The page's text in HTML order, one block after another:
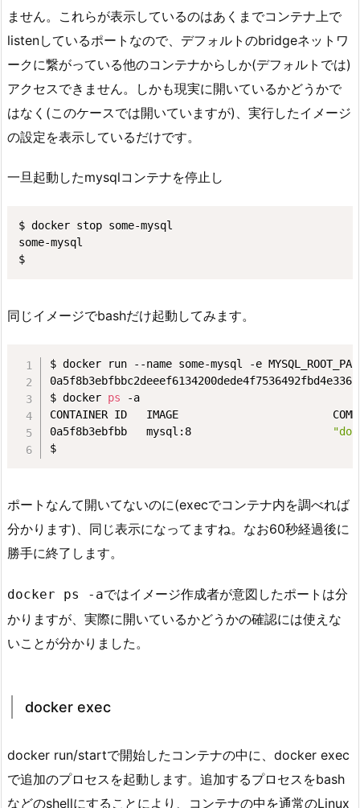
x
1.
2.
1.
コ
テ
内
で
ド
を
イ
ン
ス
ル
す
る
2.
p
c
見
ません。これらが表示しているのはあくまでコンテナ上で
listenしているポートなので、デフォルトのbridgeネットワ
ークに繋がっている他のコンテナからしか(デフォルトでは)
アクセスできません。しかも現実に開いているかどうかで
はなく(このケースでは開いていますが)、実行したイメージ
の設定を表示しているだけです。
一旦起動したmysqlコンテナを停止し
$ docker stop some-mysql
some-mysql
$
同じイメージでbashだけ起動してみます。
$ docker run --name some-mysql -e
$ docker ps -a
CONTAINER ID   IMAGE
0a5f8b3ebfbb   mysql:8
$
ポートなんて開いてないのに(execでコンテナ内を調べれば
分かります)、同じ表示になってますね。なお60秒経過後に
勝手に終了します。
docker ps -aではイメージ作成者が意図したポートは分
かりますが、実際に開いているかどうかの確認には使えな
いことが分かりました。
docker exec
docker run/startで開始したコンテナの中に、docker exec
で追加のプロセスを起動します。追加するプロセスをbash
などのshellにすることにより、コンテナの中を通常のLinux